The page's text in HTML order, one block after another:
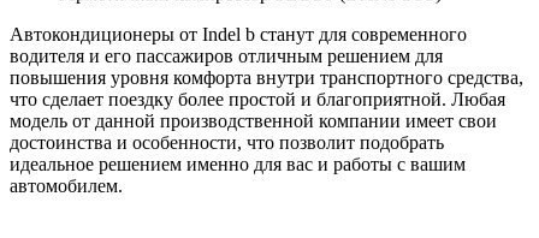
Автокондиционеры от Indel b станут для современного
водителя и его пассажиров отличным решением для
повышения уровня комфорта внутри транспортного средства,
что сделает поездку более простой и благоприятной. Любая
модель от данной производственной компании имеет свои
достоинства и особенности, что позволит подобрать
идеальное решением именно для вас и работы с вашим
автомобилем.